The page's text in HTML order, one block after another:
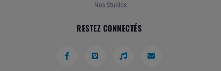
Nos Studios
RESTEZ CONNECTÉS